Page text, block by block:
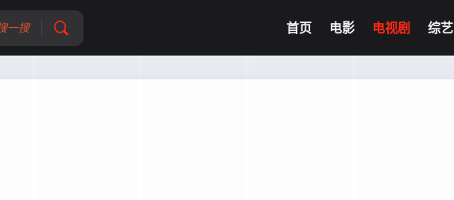
一搜 首页 电影 电视剧 综艺